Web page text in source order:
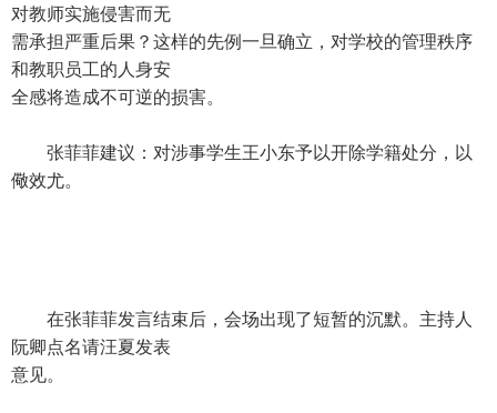
对教师实施侵害而无
需承担严重后果？这样的先例一旦确立，对学校的管理秩序
和教职员工的人身安
全感将造成不可逆的损害。
张菲菲建议：对涉事学生王小东予以开除学籍处分，以
儆效尤。
在张菲菲发言结束后，会场出现了短暂的沉默。主持人
阮卿点名请汪夏发表
意见。